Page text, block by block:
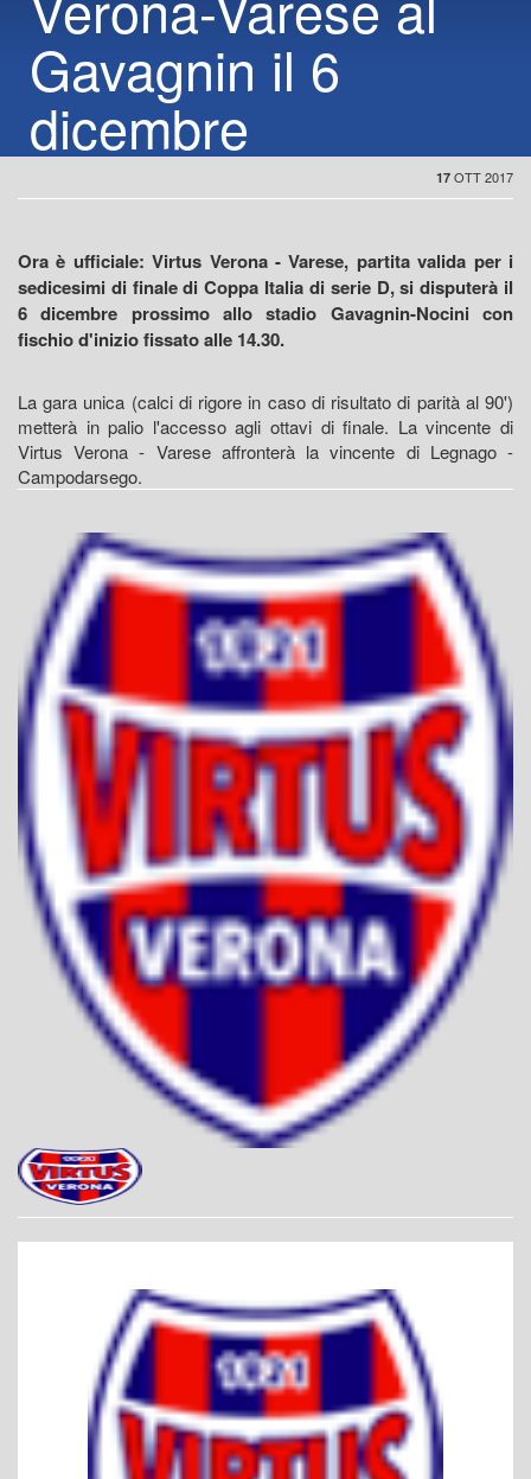
Gavagnin il 6
dicembre
17 OTT 2017
Ora è ufficiale: Virtus Verona - Varese, partita valida per i
sedicesimi di finale di Coppa Italia di serie D, si disputerà il
6 dicembre prossimo allo stadio Gavagnin-Nocini con
fischio d'inizio fissato alle 14.30.
La gara unica (calci di rigore in caso di risultato di parità al 90')
metterà in palio l'accesso agli ottavi di finale. La vincente di
Virtus Verona - Varese affronterà la vincente di Legnago -
Campodarsego.